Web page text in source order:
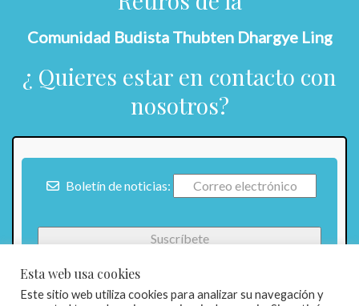
Comunidad Budista Thubten Dhargye Ling
¿ Quieres estar en contacto con
nosotros?
Boletín de noticias:
Esta web usa cookies
Este sitio web utiliza cookies para analizar su navegación y